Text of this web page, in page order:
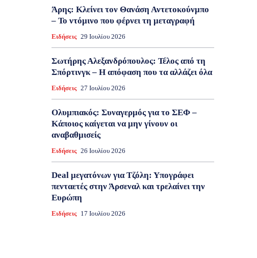
Άρης: Κλείνει τον Θανάση Αντετοκούνμπο
– Το ντόμινο που φέρνει τη μεταγραφή
Ειδήσεις 29 Ιουλίου 2026
Σωτήρης Αλεξανδρόπουλος: Τέλος από τη
Σπόρτινγκ – Η απόφαση που τα αλλάζει όλα
Ειδήσεις 27 Ιουλίου 2026
Ολυμπιακός: Συναγερμός για το ΣΕΦ –
Κάποιος καίγεται να μην γίνουν οι
αναβαθμισείς
Ειδήσεις 26 Ιουλίου 2026
Deal μεγατόνων για Τζόλη: Υπογράφει
πενταετές στην Άρσεναλ και τρελαίνει την
Ευρώπη
Ειδήσεις 17 Ιουλίου 2026